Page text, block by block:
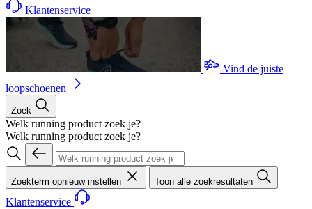
Klantenservice
Vind de juiste
loopschoenen
Zoek
Welk running product zoek je?
Welk running product zoek je?
Zoekterm opnieuw instellen Toon alle zoekresultaten
Klantenservice